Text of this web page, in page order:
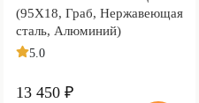
(95Х18, Граб, Нержавеющая
сталь, Алюминий)
5.0
13 450 ₽